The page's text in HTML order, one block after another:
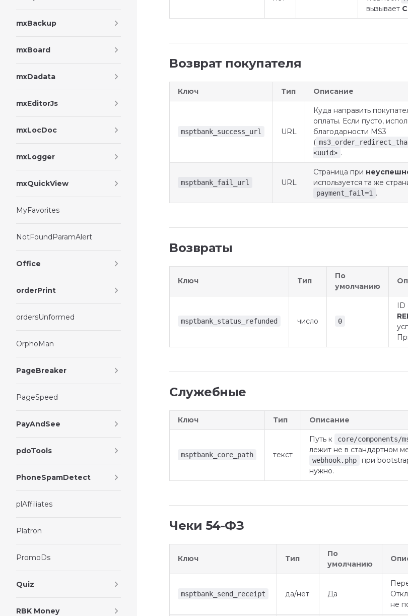
mxBackup
mxBoard
mxDadata
mxEditorJs
mxLocDoc
mxLogger
mxQuickView
MyFavorites
NotFoundParamAlert
Office
orderPrint
ordersUnformed
OrphoMan
PageBreaker
PageSpeed
PayAndSee
pdoTools
PhoneSpamDetect
plAffiliates
Platron
PromoDs
Quiz
RBK Money
вызывает
Возврат покупателя
Ключ Тип Описание
msptbank_success_url URL
Куда направить
оплаты. Если пусто,
благодарности MS3
(
<uuid> .
msptbank_fail_url URL
Страница при
используется та же
payment_fail=1 .
Возвраты
Ключ Тип
По
умолчанию
msptbank_status_refunded число 0
ID
Служебные
Ключ Тип Описание
msptbank_core_path текст
Путь к core/components/
лежит не в стандартном
webhook.php
при
нужно.
Чеки 54-ФЗ
Ключ Тип
По
умолчанию
msptbank_send_receipt да/нет Да
не